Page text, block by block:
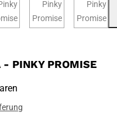
- PINKY PROMISE